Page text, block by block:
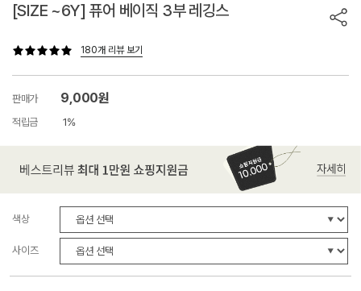
[SIZE ~6Y] 퓨어 베이직 3부 레깅스
180개 리뷰 보기
판매가 9,000원
적립금 1%
색상
사이즈